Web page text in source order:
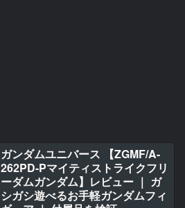
ガンダムユニバース 【ZGMF/A-
262PD-Pマイティストライクフリ
ーダムガンダム】レビュー ｜ ガ
シガシ遊べるお手軽ガンダムフィ